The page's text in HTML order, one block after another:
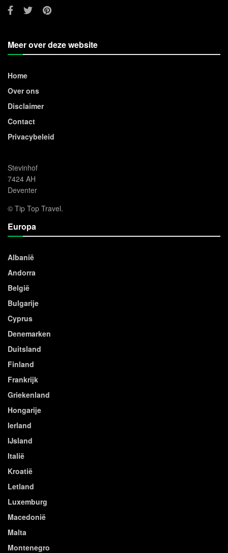
Meer over deze website
Home
Over ons
Disclaimer
Contact
Privacybeleid
Stevinhof
7424 AH
Deventer
© Tip Top Travel.
Europa
Albanië
Andorra
België
Bulgarije
Cyprus
Denemarken
Duitsland
Finland
Frankrijk
Griekenland
Hongarije
Ierland
IJsland
Italië
Kroatië
Letland
Luxemburg
Macedonië
Malta
Montenegro